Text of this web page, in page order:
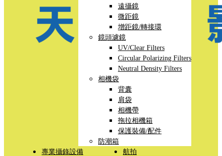
遠攝鏡
微距鏡
增距鏡/轉接環
鏡頭濾鏡
UV/Clear Filters
Circular Polarizing Filters
Neutral Density Filters
相機袋
背囊
肩袋
相機帶
拖拉相機箱
保護裝備/配件
防潮箱
專業攝錄設備
航拍